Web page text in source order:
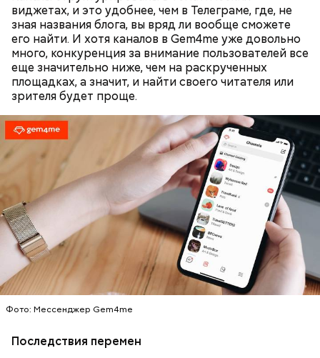
виджетах, и это удобнее, чем в Телеграме, где, не
зная названия блога, вы вряд ли вообще сможете
его найти. И хотя каналов в Gem4me уже довольно
много, конкуренция за внимание пользователей все
еще значительно ниже, чем на раскрученных
площадках, а значит, и найти своего читателя или
зрителя будет проще.
Фото: Мессенджер Gem4me
Последствия перемен
нужно застыть на месте и не двигаться;
нельзя ни в коем случае махать руками;
не стоит пытаться «поймать» молнию или
потрогать, особенно металлическими
предметами.
— Может пробить заряд на человека. Нужно вести
себя очень осторожно, будто увидели дикого
зверя, затаиться, — добавил академик.
После получения предельно допустимой дозы
радиации Макеева вывели из 30-километровой
зоны отчуждения, где он до 3 мая проверял на
уровень радиационной зараженности
автотранспорт.
от Припяти. А солдатам очень хотелось увидеть
трансляцию матча. Макеев поехал к секретарю
партийной организации колхоза и попросил
одолжить телевизор.